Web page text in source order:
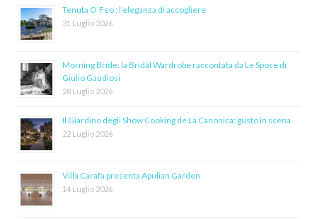
Tenuta O’Feo : l’eleganza di accogliere
31 Luglio 2026
Morning Bride: la Bridal Wardrobe raccontata da Le Spose di
Giulio Gaudiosi
28 Luglio 2026
Il Giardino degli Show Cooking de La Canonica: gusto in scena
22 Luglio 2026
Villa Carafa presenta Apulian Garden
14 Luglio 2026